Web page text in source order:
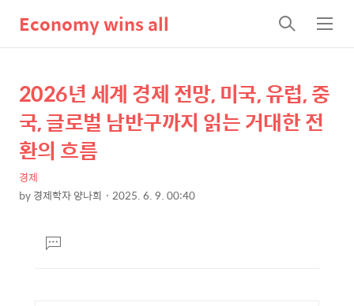
Economy wins all
검
색
메
뉴
상
세
컨
텐
츠
본
문
제
목
2026년 세계 경제 전망, 미국, 유럽, 중
국, 글로벌 남반구까지 읽는 거대한 전
환의 흐름
경제
by경제학자 양나희 2025. 6. 9. 00:40
댓
글